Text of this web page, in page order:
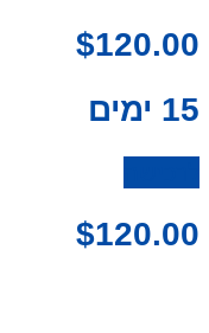
$120.00
15 ימים
$120.00